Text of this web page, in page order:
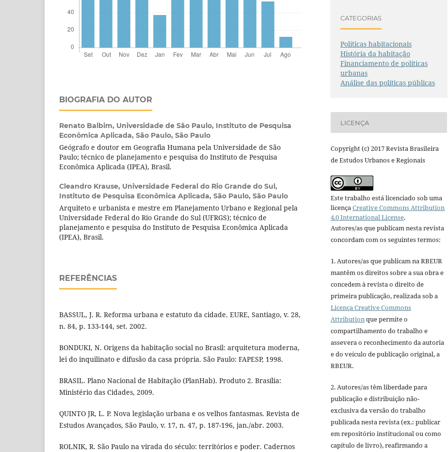
BIOGRAFIA DO AUTOR
Renato Balbim, Universidade de São Paulo, Instituto de Pesquisa
Econômica Aplicada, São Paulo, São Paulo
Geógrafo e doutor em Geografia Humana pela Universidade de São
Paulo; técnico de planejamento e pesquisa do Instituto de Pesquisa
Econômica Aplicada (IPEA), Brasil.
Cleandro Krause, Universidade Federal do Rio Grande do Sul,
Instituto de Pesquisa Econômica Aplicada, São Paulo, São Paulo
Arquiteto e urbanista e mestre em Planejamento Urbano e Regional pela
Universidade Federal do Rio Grande do Sul (UFRGS); técnico de
planejamento e pesquisa do Instituto de Pesquisa Econômica Aplicada
(IPEA), Brasil.
REFERÊNCIAS
BASSUL, J. R. Reforma urbana e estatuto da cidade. EURE, Santiago, v. 28,
n. 84, p. 133-144, set. 2002.
BONDUKI, N. Origens da habitação social no Brasil: arquitetura moderna,
lei do inquilinato e difusão da casa própria. São Paulo: FAPESP, 1998.
BRASIL. Plano Nacional de Habitação (PlanHab). Produto 2. Brasília:
Ministério das Cidades, 2009.
QUINTO JR, L. P. Nova legislação urbana e os velhos fantasmas. Revista de
Estudos Avançados, São Paulo, v. 17, n. 47, p. 187-196, jan./abr. 2003.
ROLNIK, R. São Paulo na virada do século: territórios e poder. Cadernos
CATEGORIAS
Políticas habitacionais
História da habitação
Financiamento de políticas
urbanas
Análise das políticas públicas
LICENÇA
Copyright (c) 2017 Revista Brasileira
de Estudos Urbanos e Regionais
Este trabalho está licenciado sob uma
licençaCreative Commons Attribution
4.0 International License.
Autores/as que publicam nesta revista
concordam com os seguintes termos:
1. Autores/as que publicam na RBEUR
mantêm os direitos sobre a sua obra e
concedem à revista o direito de
primeira publicação, realizada sob a
Licença Creative Commons
Attributionque permite o
compartilhamento do trabalho e
assevera o reconhecimento da autoria
e do veículo de publicação original, a
RBEUR.
2. Autores/as têm liberdade para
publicação e distribuição não-
exclusiva da versão do trabalho
publicada nesta revista (ex.: publicar
em repositório institucional ou como
capítulo de livro), reafirmando a